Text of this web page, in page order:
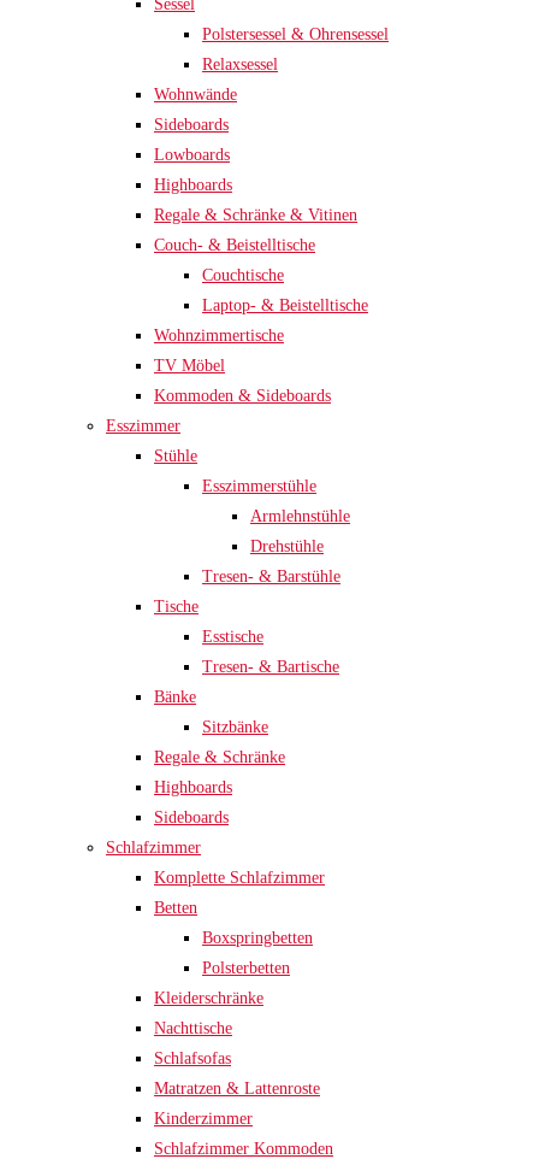
Sessel
Polstersessel & Ohrensessel
Relaxsessel
Wohnwände
Sideboards
Lowboards
Highboards
Regale & Schränke & Vitinen
Couch- & Beistelltische
Couchtische
Laptop- & Beistelltische
Wohnzimmertische
TV Möbel
Kommoden & Sideboards
Esszimmer
Stühle
Esszimmerstühle
Armlehnstühle
Drehstühle
Tresen- & Barstühle
Tische
Esstische
Tresen- & Bartische
Bänke
Sitzbänke
Regale & Schränke
Highboards
Sideboards
Schlafzimmer
Komplette Schlafzimmer
Betten
Boxspringbetten
Polsterbetten
Kleiderschränke
Nachttische
Schlafsofas
Matratzen & Lattenroste
Kinderzimmer
Schlafzimmer Kommoden